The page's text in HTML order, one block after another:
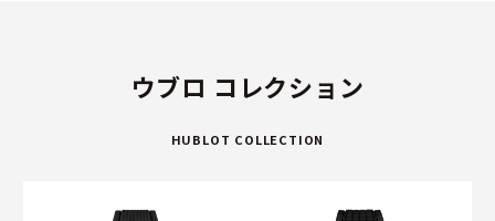
ウブロ コレクション
HUBLOT COLLECTION